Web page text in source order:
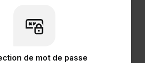
de mot de passe